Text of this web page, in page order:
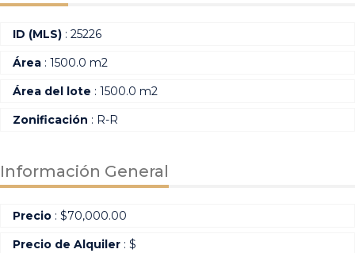
ID (MLS) : 25226
Área : 1500.0 m2
Área del lote : 1500.0 m2
Zonificación : R-R
Información General
Precio : $70,000.00
Precio de Alquiler : $